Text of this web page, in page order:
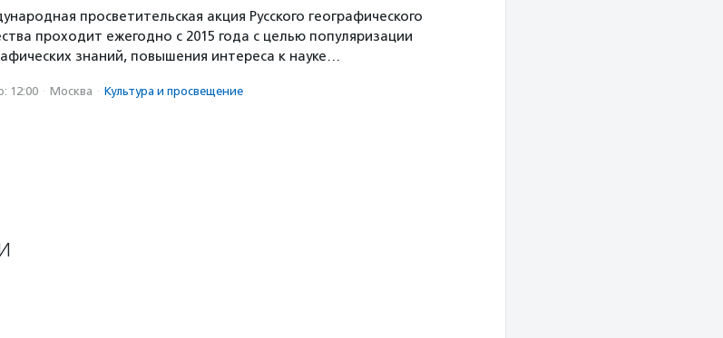
просветительская акция Русского географического
проходит ежегодно с 2015 года с целью популяризации
знаний, повышения интереса к науке…
12:00 · Москва · Культура и просвещение